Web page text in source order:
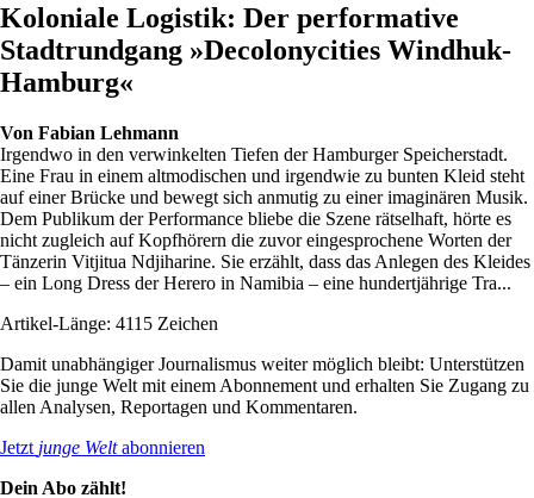
Koloniale Logistik: Der performative
Stadtrundgang »Decolonycities Windhuk-
Hamburg«
Von Fabian Lehmann
Irgendwo in den verwinkelten Tiefen der Hamburger Speicherstadt.
Eine Frau in einem altmodischen und irgendwie zu bunten Kleid steht
auf einer Brücke und bewegt sich anmutig zu einer imaginären Musik.
Dem Publikum der Performance bliebe die Szene rätselhaft, hörte es
nicht zugleich auf Kopfhörern die zuvor eingesprochene Worten der
Tänzerin Vitjitua Ndjiharine. Sie erzählt, dass das Anlegen des Kleides
– ein Long Dress der Herero in Namibia – eine hundertjährige Tra...
Artikel-Länge: 4115 Zeichen
Damit unabhängiger Journalismus weiter möglich bleibt: Unterstützen
Sie die junge Welt mit einem Abonnement und erhalten Sie Zugang zu
allen Analysen, Reportagen und Kommentaren.
Jetzt junge Weltabonnieren
Dein Abo zählt!